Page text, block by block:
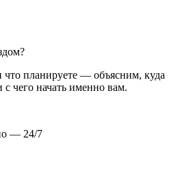
что планируете — объясним, куда
чего начать именно вам.
— 24/7